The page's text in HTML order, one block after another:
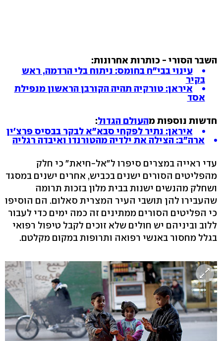
השבר הסורי - כותרות אחרונות:
עינוי בבי"ח בחומס: ניתוח בלי הרדמה, ראש
בקיר
איראן: טורקיה תהיה הקורבן הראשון מנפילת
אסד
חדשות נוספות מהעולם הגדול:
איראן: נתיר לפקחי סבא"א לבקר בבסיס פרצ'ין
ארה"ב: הצילה את ילדיה מהטורנדו ואיבדה רגליה
עדי ראייה במצרים סיפרו ל"אל-חיאת" כי חלק
מהפליטים הסורים ישנים בכביש, אחרים ישנים במסגד
ושחלק מהנשים ישנות בבית מלון בזכות תרומה
שהעבירו להן תושבי העיר המצרית סאלום. הם הוסיפו
כי הפליטים הסורים ממתינים זה כמה ימים כדי לעבור
ללוב וביניהם יש חולים שלא זוכים לקבל טיפול רפואי
בגלל מחסור באנשי רפואה ותרופות במקום מקלטם.